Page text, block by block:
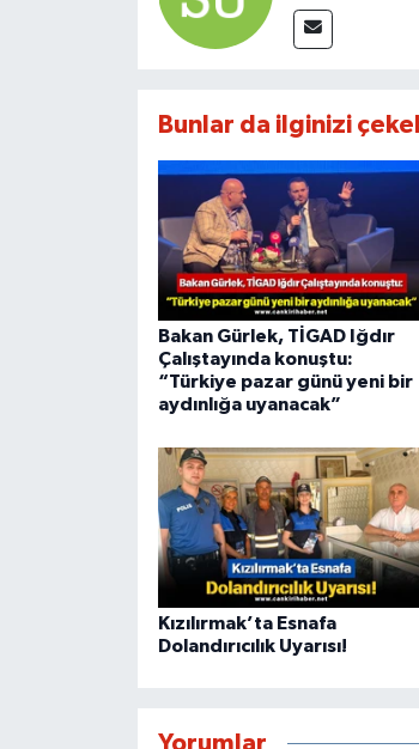
Bunlar da ilginizi
Bakan Gürlek, TİGAD Iğdır
Çalıştayında konuştu:
“Türkiye pazar günü yeni bir
aydınlığa uyanacak”
Kızılırmak’ta Esnafa
Dolandırıcılık Uyarısı!